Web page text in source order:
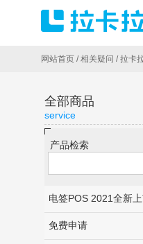
网站首页 /相关疑问 /拉卡
全部商品
service
产品检索
电签POS 2021全新
免费申请